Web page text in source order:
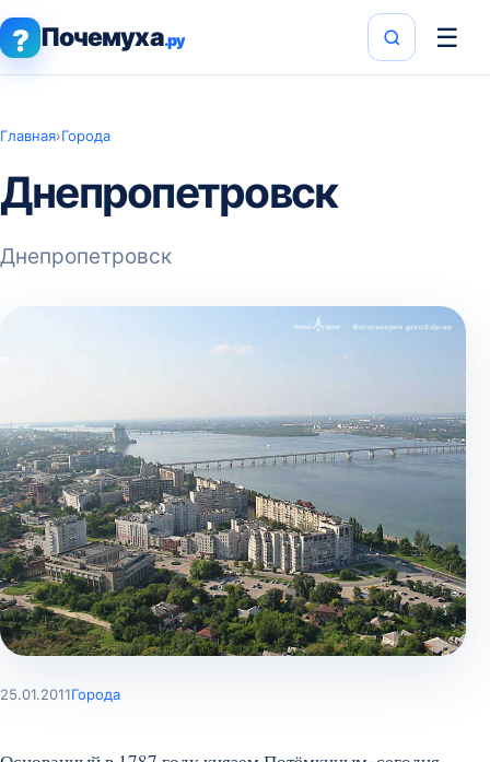
? Почемуха.ру ☰
Главная›Города
Днепропетровск
Днепропетровск
25.01.2011Города